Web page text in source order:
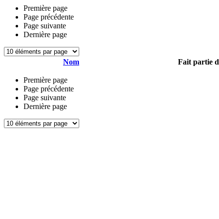
Première page
Page précédente
Page suivante
Dernière page
Nom Fait partie
Première page
Page précédente
Page suivante
Dernière page